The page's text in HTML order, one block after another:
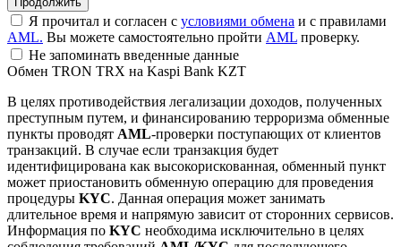
Я прочитал и согласен с условиями обмена и с правилами
AML. Вы можете самостоятельно пройти AML проверку.
Не запоминать введенные данные
Обмен TRON TRX на Kaspi Bank KZT
В целях противодействия легализации доходов, полученных
преступным путем, и финансированию терроризма обменные
пункты проводят AML-проверки поступающих от клиентов
транзакций. В случае если транзакция будет
идентифицирована как высокорискованная, обменный пункт
может приостановить обменную операцию для проведения
процедуры KYC. Данная операция может занимать
длительное время и напрямую зависит от сторонних сервисов.
Информация по KYC необходима исключительно в целях